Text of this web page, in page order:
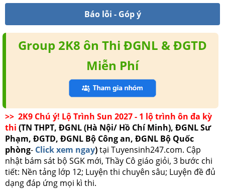
Báo lỗi - Góp ý
Group 2K8 ôn Thi ĐGNL & ĐGTD
Miễn Phí
>> 2K9 Chú ý! Lộ Trình Sun 2027 - 1 lộ trình ôn đa kỳ
thi (TN THPT, ĐGNL (Hà Nội/ Hồ Chí Minh), ĐGNL Sư
Phạm, ĐGTD, ĐGNL Bộ Công an, ĐGNL Bộ Quốc
phòng- Click xem ngay)tại Tuyensinh247.com. Cập
nhật bám sát bộ SGK mới, Thầy Cô giáo giỏi, 3 bước chi
tiết: Nền tảng lớp 12; Luyện thi chuyên sâu; Luyện đề đủ
dạng đáp ứng mọi kì thi.